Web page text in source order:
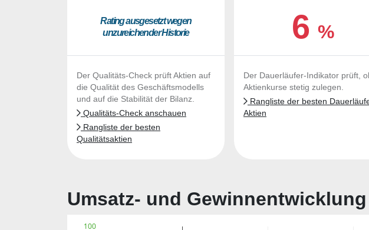
Ra­ting aus­ge­setzt we­gen
un­zu­rei­chen­der His­to­rie
Der Qualitäts-Check prüft Aktien auf
die Qualität des Geschäftsmodells
und auf die Stabilität der Bilanz.
Qualitäts-Check anschauen
Rangliste der besten
Qualitätsaktien
6%
Der Dauerläufer-Indikator prüft,
Aktienkurse stetig zulegen.
Rangliste der besten
Aktien
Umsatz- und
100